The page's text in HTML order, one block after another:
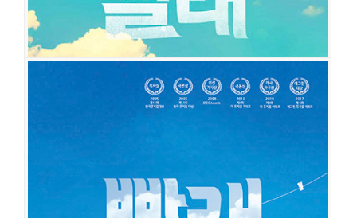
2020-04-24 ~ 2021-01-24
김지훈박준성이태오 나경호 박찬양 이미주